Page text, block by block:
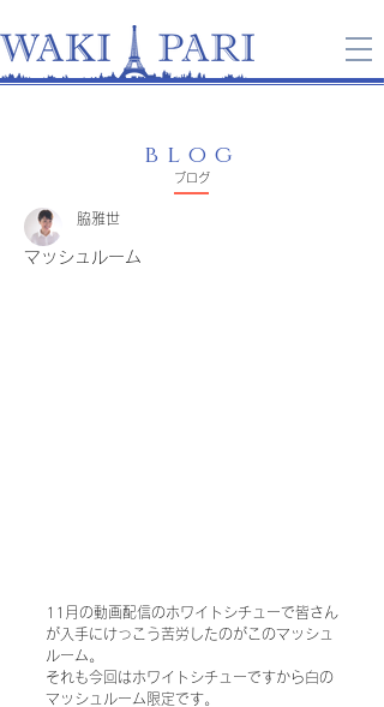
blog
​ブログ
マッシュルーム
脇雅世
11月の動画配信のホワイトシチューで皆さん
が入手にけっこう苦労したのがこのマッシュ
ルーム。
それも今回はホワイトシチューですから白の
マッシュルーム限定です。